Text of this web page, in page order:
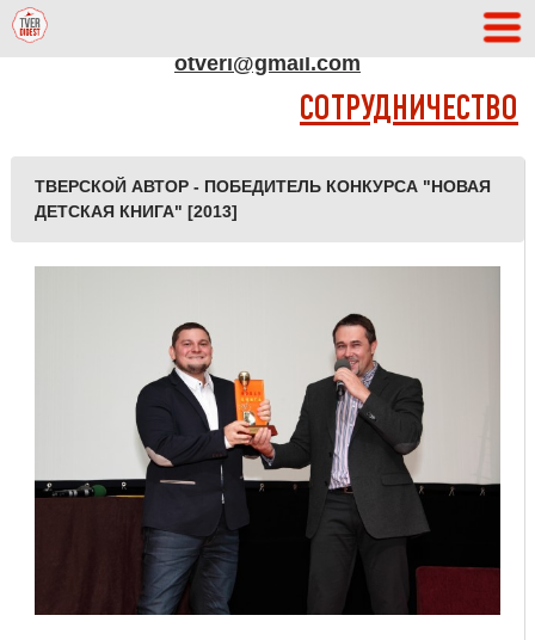
otveri@gmail.com
СОТРУДНИЧЕСТВО
ТВЕРСКОЙ АВТОР - ПОБЕДИТЕЛЬ КОНКУРСА "НОВАЯ
ДЕТСКАЯ КНИГА" [2013]